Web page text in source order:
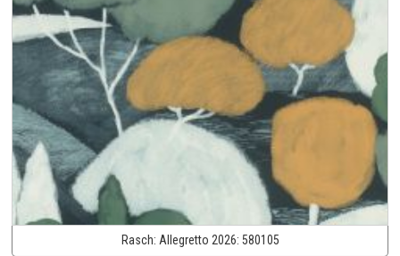
Rasch: Allegretto 2026: 580105